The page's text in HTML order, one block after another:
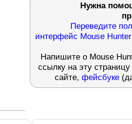
Нужна
Переведите
интерфейс Mouse
Напишите о Mouse
ссылку на эту страницу
сайте, фейсбуке